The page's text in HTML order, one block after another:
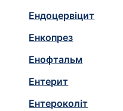
Ендоцервіцит
Енкопрез
Енофтальм
Ентерит
Ентероколіт